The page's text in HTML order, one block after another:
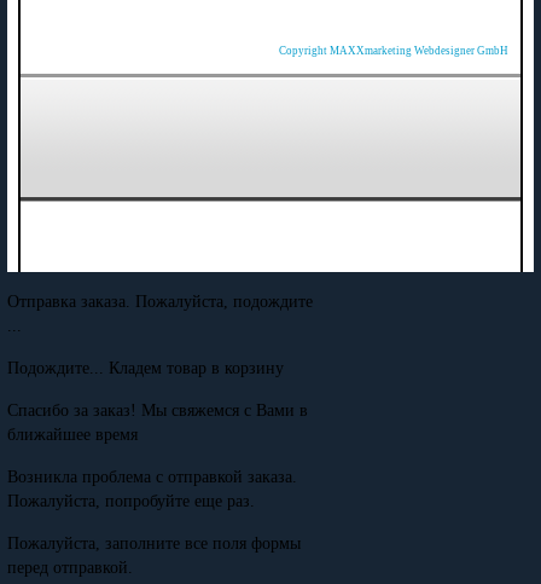
Copyright MAXXmarketing Webdesigner GmbH
Отправка заказа. Пожалуйста, подождите
Подождите... Кладем товар в корзину
Спасибо за заказ! Мы свяжемся с Вами в
ближайшее время
Возникла проблема с отправкой заказа.
Пожалуйста, попробуйте еще раз.
Пожалуйста, заполните все поля формы
перед отправкой.